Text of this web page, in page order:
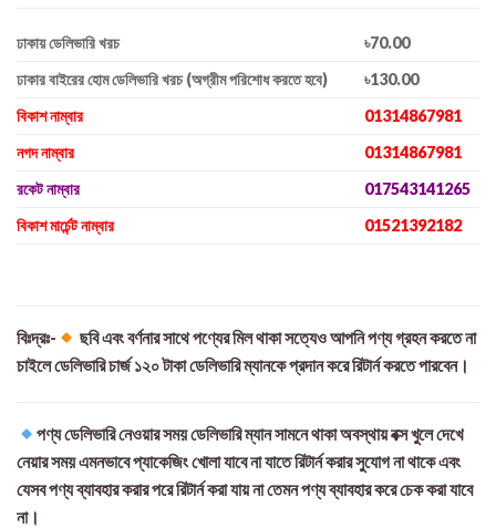
ঢাকায় ডেলিভারি খরচ
৳70.00
ঢাকার বাইরের হোম ডেলিভারি খরচ (অগ্রীম পরিশোধ করতে হবে)
৳130.00
বিকাশ নাম্বার
01314867981
নগদ নাম্বার
01314867981
রকেট নাম্বার
017543141265
বিকাশ মার্চেন্ট নাম্বার
01521392182
বিঃদ্রঃ-
ছবি এবং বর্ণনার সাথে পণ্যের মিল থাকা সত্যেও আপনি পণ্য গ্রহন করতে না
চাইলে ডেলিভারি চার্জ ১২০ টাকা ডেলিভারি ম্যানকে প্রদান করে রিটার্ন করতে পারবেন।
পণ্য ডেলিভারি নেওয়ার সময় ডেলিভারি ম্যান সামনে থাকা অবস্থায় বক্স খুলে দেখে
নেয়ার সময় এমনভাবে প্যাকেজিং খোলা যাবে না যাতে রিটার্ন করার সুযোগ না থাকে এবং
যেসব পণ্য ব্যাবহার করার পরে রিটার্ন করা যায় না তেমন পণ্য ব্যাবহার করে চেক করা যাবে
না।